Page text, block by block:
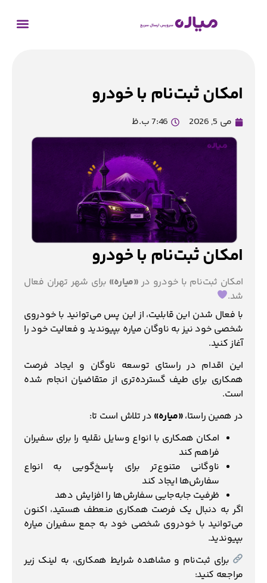
امکان ثبت‌نام با خودرو
امکان ثبت‌نام با خودرو در «میاره» برای شهر تهران فعال
شد.
با فعال شدن این قابلیت، از این پس می‌توانید با خودروی
شخصی خود نیز به ناوگان میاره بپیوندید و فعالیت خود را
آغاز کنید.
این اقدام در راستای توسعه ناوگان و ایجاد فرصت
همکاری برای طیف گسترده‌تری از متقاضیان انجام شده
است.
در همین راستا،«میاره» در تلاش است تا:
امکان همکاری با انواع وسایل نقلیه را برای سفیران
فراهم کند
ناوگانی متنوع‌تر برای پاسخ‌گویی به انواع
سفارش‌ها ایجاد کند
ظرفیت جابه‌جایی سفارش‌ها را افزایش دهد
اگر به دنبال یک فرصت همکاری منعطف هستید، اکنون
می‌توانید با خودروی شخصی خود به جمع سفیران میاره
بپیوندید.
برای ثبت‌نام و مشاهده شرایط همکاری، به لینک زیر
مراجعه کنید:
می 5, 2026 7:46 ب.ظ
امکان ثبت‌نام با خودرو